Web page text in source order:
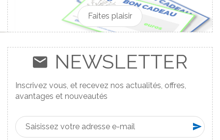
Faites plaisir
NEWSLETTER
Inscrivez vous, et recevez nos actualités, offres,
avantages et nouveautés